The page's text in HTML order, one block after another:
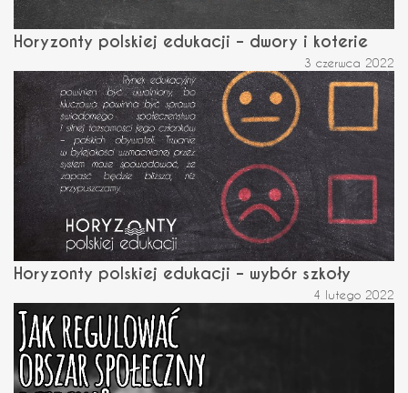
Horyzonty polskiej edukacji – dwory i koterie
3 czerwca 2022
Horyzonty polskiej edukacji – wybór szkoły
4 lutego 2022